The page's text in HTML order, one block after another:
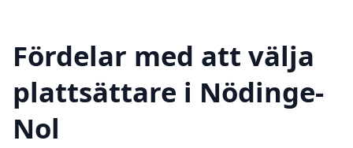
Fördelar med att välja
plattsättare i Nödinge-
Nol